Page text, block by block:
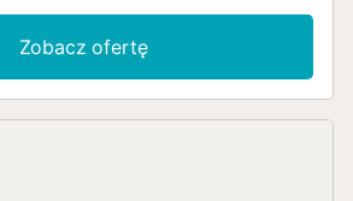
wypoczynkowymi, idealny do
i przyjaciółmi. Willa jest
i Wi-Fi. Kuchnia jest
w zmywarkę, piekarnik i
Zobacz ofertę